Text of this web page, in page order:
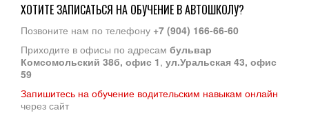
ХОТИТЕ ЗАПИСАТЬСЯ НА ОБУЧЕНИЕ В АВТОШКОЛУ?
Позвоните нам по телефону +7 (904) 166-66-60
Приходите в офисы по адресам бульвар
Комсомольский 38б, офис 1, ул.Уральская 43, офис
59
Запишитесь на обучение водительским навыкам онлайн
через сайт